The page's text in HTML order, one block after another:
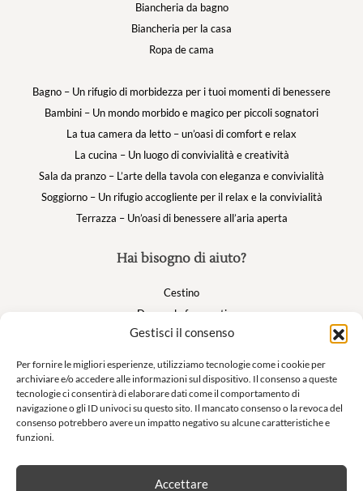
Gestisci il consenso
Per fornire le migliori esperienze, utilizziamo tecnologie come i cookie per
archiviare e/o accedere alle informazioni sul dispositivo. Il consenso a queste
tecnologie ci consentirà di elaborare dati come il comportamento di
navigazione o gli ID univoci su questo sito. Il mancato consenso o la revoca del
consenso potrebbero avere un impatto negativo su alcune caratteristiche e
funzioni.
Accettare
Hai bisogno di aiuto?
Cestino
Domande frequenti
Il mio account
Suivez nous
Biancheria da bagno
Biancheria per la casa
Ropa de cama
Bagno – Un rifugio di morbidezza per i tuoi momenti di benessere
Bambini – Un mondo morbido e magico per piccoli sognatori
La tua camera da letto – un’oasi di comfort e relax
La cucina – Un luogo di convivialità e creatività
Sala da pranzo – L’arte della tavola con eleganza e convivialità
Soggiorno – Un rifugio accogliente per il relax e la convivialità
Terrazza – Un’oasi di benessere all’aria aperta
Newsletter